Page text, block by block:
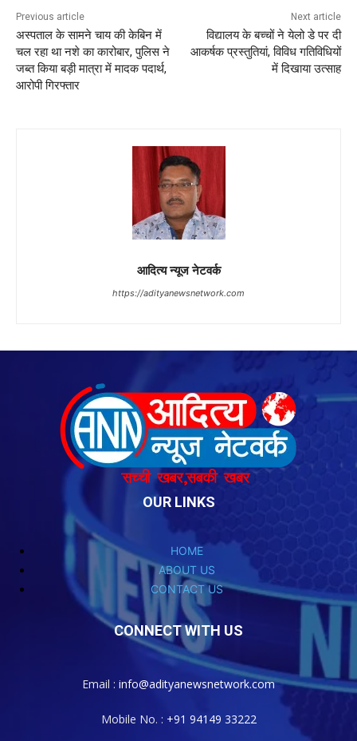
OUR LINKS
HOME
ABOUT US
CONTACT US
CONNECT WITH US
Email : info@adityanewsnetwork.com
Mobile No. : +91 94149 33222